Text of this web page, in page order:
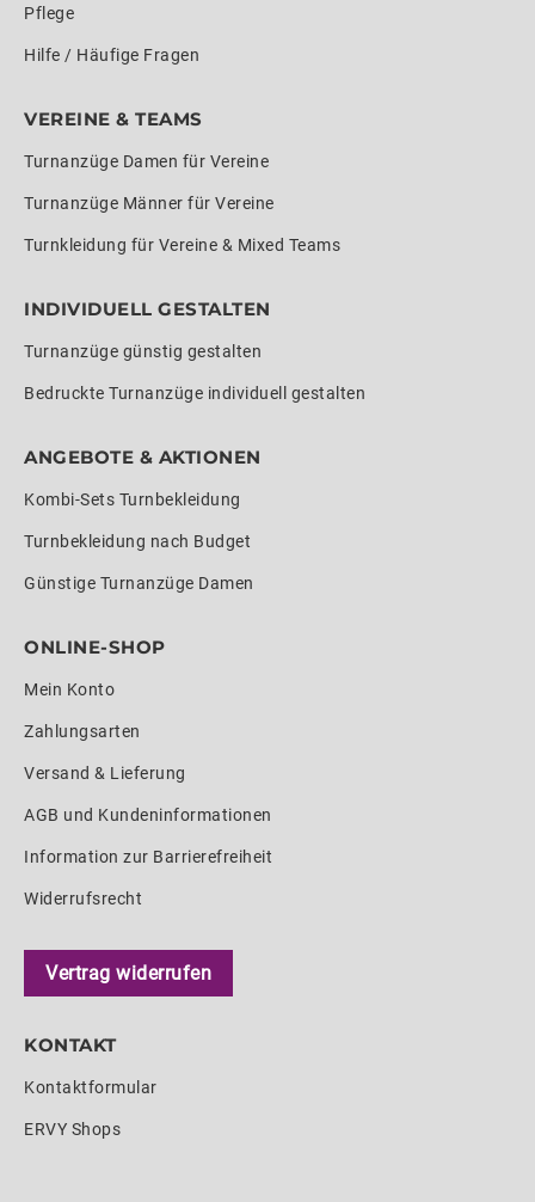
Pflege
Hilfe / Häufige Fragen
VEREINE & TEAMS
Turnanzüge Damen für Vereine
Turnanzüge Männer für Vereine
Turnkleidung für Vereine & Mixed Teams
INDIVIDUELL GESTALTEN
Turnanzüge günstig gestalten
Bedruckte Turnanzüge individuell gestalten
ANGEBOTE & AKTIONEN
Kombi-Sets Turnbekleidung
Turnbekleidung nach Budget
Günstige Turnanzüge Damen
ONLINE-SHOP
Mein Konto
Zahlungsarten
Versand & Lieferung
AGB und Kundeninformationen
Information zur Barrierefreiheit
Widerrufsrecht
Vertrag widerrufen
KONTAKT
Kontaktformular
ERVY Shops